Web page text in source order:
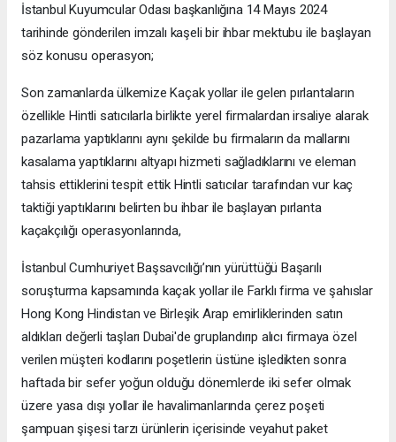
İstanbul Kuyumcular Odası başkanlığına 14 Mayıs 2024
tarihinde gönderilen imzalı kaşeli bir ihbar mektubu ile başlayan
söz konusu operasyon;
Son zamanlarda ülkemize Kaçak yollar ile gelen pırlantaların
özellikle Hintli satıcılarla birlikte yerel firmalardan irsaliye alarak
pazarlama yaptıklarını aynı şekilde bu firmaların da mallarını
kasalama yaptıklarını altyapı hizmeti sağladıklarını ve eleman
tahsis ettiklerini tespit ettik Hintli satıcılar tarafından vur kaç
taktiği yaptıklarını belirten bu ihbar ile başlayan pırlanta
kaçakçılığı operasyonlarında,
İstanbul Cumhuriyet Başsavcılığı’nın yürüttüğü Başarılı
soruşturma kapsamında kaçak yollar ile Farklı firma ve şahıslar
Hong Kong Hindistan ve Birleşik Arap emirliklerinden satın
aldıkları değerli taşları Dubai'de gruplandırıp alıcı firmaya özel
verilen müşteri kodlarını poşetlerin üstüne işledikten sonra
haftada bir sefer yoğun olduğu dönemlerde iki sefer olmak
üzere yasa dışı yollar ile havalimanlarında çerez poşeti
şampuan şişesi tarzı ürünlerin içerisinde veyahut paket